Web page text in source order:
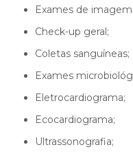
Exames de
Check-up geral;
Coletas sanguíneas;
Exames
Eletrocardiograma;
Ecocardiograma;
Ultrassonografia;